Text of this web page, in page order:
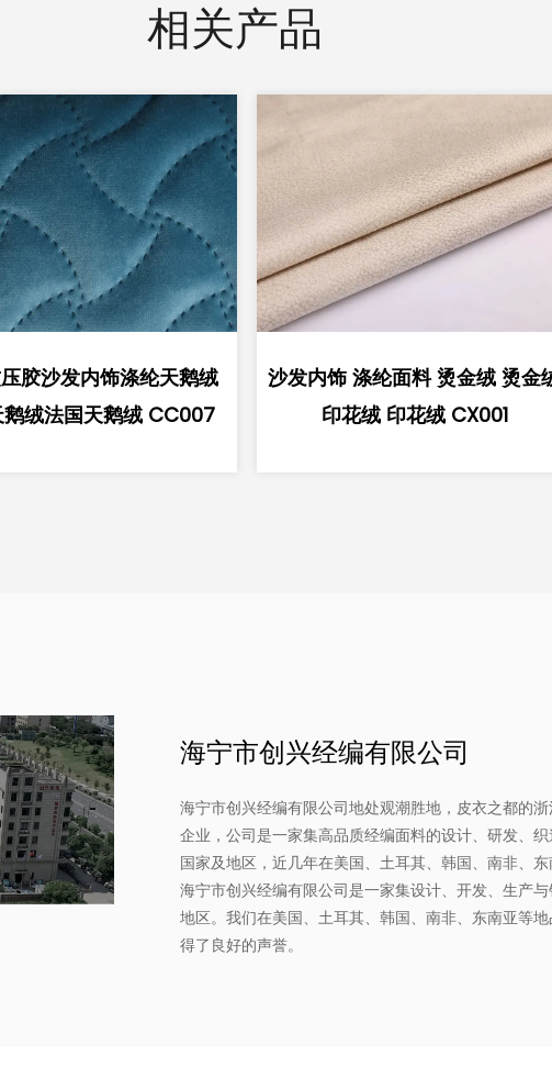
相关产品
涤纶面料 烫金绒 烫金绒
花绒 印花绒 CX001
沙发内饰 涤纶面料 烫金绒 烫金
印花绒 印花绒 CX002
海宁市创兴经编有限公司
海宁市创兴经编有限公司地处观潮胜地，皮衣之都的
企业，公司是一家集高品质经编面料的设计、研发、
国家及地区，近几年在美国、土耳其、韩国、南非、东
海宁市创兴经编有限公司是一家集设计、开发、生产
地区。我们在美国、土耳其、韩国、南非、东南亚等
得了良好的声誉。